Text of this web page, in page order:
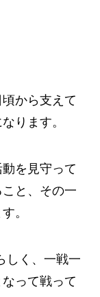
から支えて
ります。
を見守って
と、その一
。
しく、一戦一
って戦って